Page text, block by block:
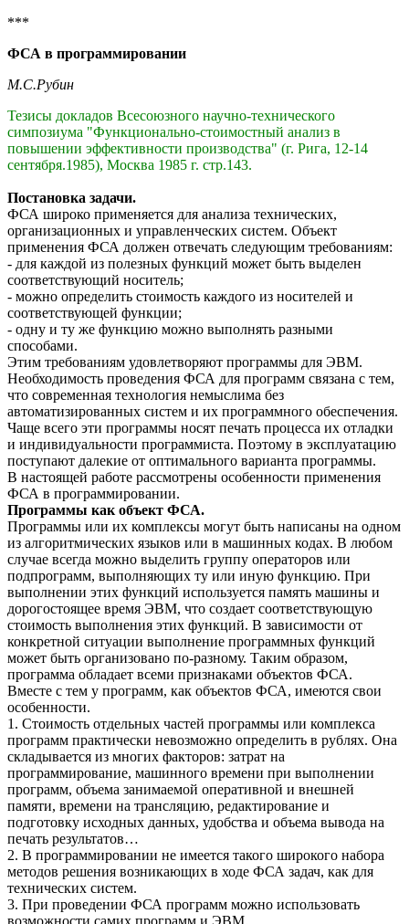
***
ФСА в программировании
М.С.Рубин
Тезисы докладов Всесоюзного научно-технического
симпозиума "Функционально-стоимостный анализ в
повышении эффективности производства" (г. Рига, 12-14
сентября.1985), Москва 1985 г. стр.143.
Постановка задачи.
ФСА широко применяется для анализа технических,
организационных и управленческих систем. Объект
применения ФСА должен отвечать следующим требованиям:
- для каждой из полезных функций может быть выделен
соответствующий носитель;
- можно определить стоимость каждого из носителей и
соответствующей функции;
- одну и ту же функцию можно выполнять разными
способами.
Этим требованиям удовлетворяют программы для ЭВМ.
Необходимость проведения ФСА для программ связана с тем,
что современная технология немыслима без
автоматизированных систем и их программного обеспечения.
Чаще всего эти программы носят печать процесса их отладки
и индивидуальности программиста. Поэтому в эксплуатацию
поступают далекие от оптимального варианта программы.
В настоящей работе рассмотрены особенности применения
ФСА в программировании.
Программы как объект ФСА.
Программы или их комплексы могут быть написаны на одном
из алгоритмических языков или в машинных кодах. В любом
случае всегда можно выделить группу операторов или
подпрограмм, выполняющих ту или иную функцию. При
выполнении этих функций используется память машины и
дорогостоящее время ЭВМ, что создает соответствующую
стоимость выполнения этих функций. В зависимости от
конкретной ситуации выполнение программных функций
может быть организовано по-разному. Таким образом,
программа обладает всеми признаками объектов ФСА.
Вместе с тем у программ, как объектов ФСА, имеются свои
особенности.
1. Стоимость отдельных частей программы или комплекса
программ практически невозможно определить в рублях. Она
складывается из многих факторов: затрат на
программирование, машинного времени при выполнении
программ, объема занимаемой оперативной и внешней
памяти, времени на трансляцию, редактирование и
подготовку исходных данных, удобства и объема вывода на
печать результатов…
2. В программировании не имеется такого широкого набора
методов решения возникающих в ходе ФСА задач, как для
технических систем.
3. При проведении ФСА программ можно использовать
возможности самих программ и ЭВМ.